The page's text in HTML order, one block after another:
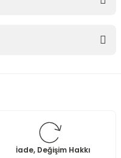
İade, Değişim Hakkı